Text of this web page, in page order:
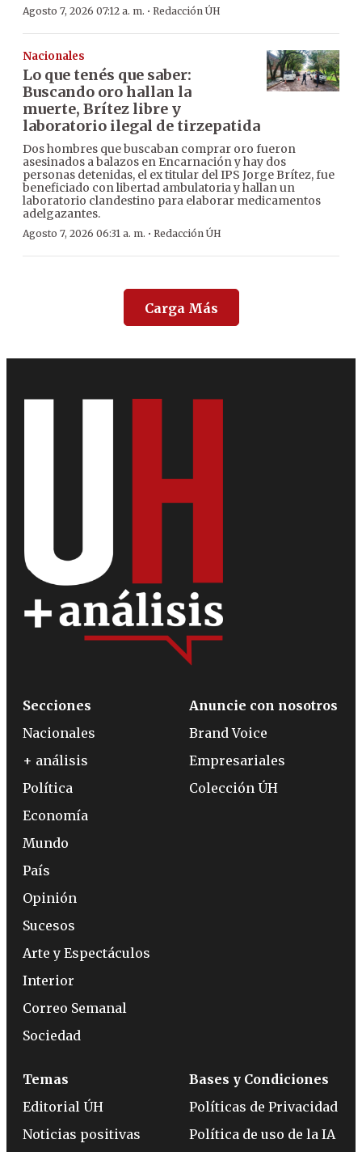
Agosto 7, 2026 07:12 a. m. · Redacción ÚH
Nacionales
Lo que tenés que saber:
Buscando oro hallan la
muerte, Brítez libre y
laboratorio ilegal de tirzepatida
Dos hombres que buscaban comprar oro fueron
asesinados a balazos en Encarnación y hay dos
personas detenidas, el ex titular del IPS Jorge Brítez, fue
beneficiado con libertad ambulatoria y hallan un
laboratorio clandestino para elaborar medicamentos
adelgazantes.
Agosto 7, 2026 06:31 a. m. · Redacción ÚH
Carga Más
Secciones
Nacionales
+ análisis
Política
Economía
Mundo
País
Opinión
Sucesos
Arte y Espectáculos
Interior
Correo Semanal
Sociedad
Anuncie con nosotros
Brand Voice
Empresariales
Colección ÚH
Temas
Editorial ÚH
Noticias positivas
Bases y Condiciones
Políticas de Privacidad
Política de uso de la IA